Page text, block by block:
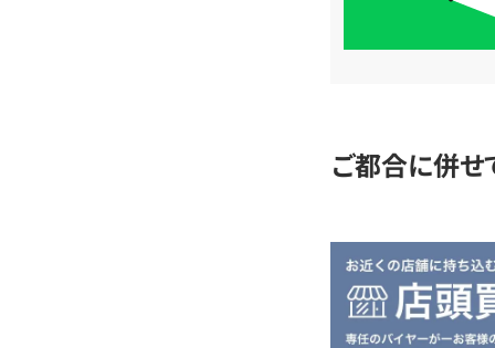
査
ご都合に併せ